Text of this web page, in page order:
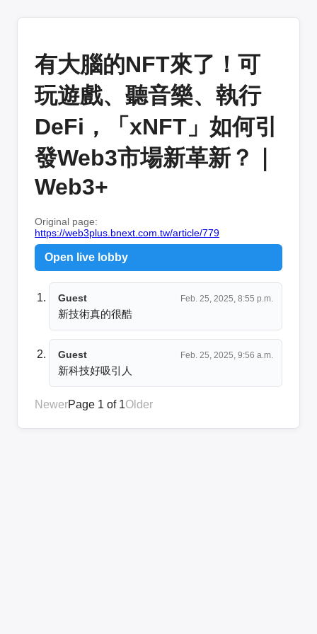
有大腦的NFT來了！可
玩遊戲、聽音樂、執行
DeFi，「xNFT」如何引
發Web3市場新革新？｜
Web3+
Original page:
https://web3plus.bnext.com.tw/article/779
Open live lobby
Guest Feb. 25, 2025, 8:55 p.m.
新技術真的很酷
Guest Feb. 25, 2025, 9:56 a.m.
新科技好吸引人
NewerPage 1 of 1Older